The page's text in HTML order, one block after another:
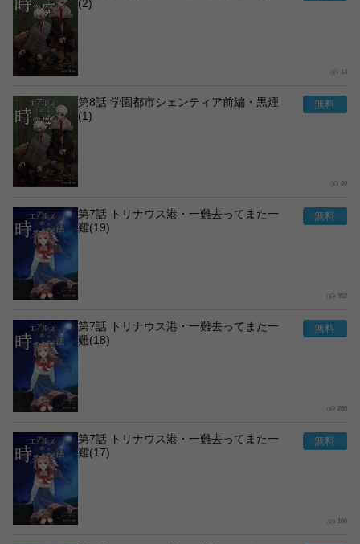
(2)
14
第8話 学園都市シェンティア前編・黒煙
(1)
20
第7話 トリナウス港・一難去ってまた一
難(19)
352
第7話 トリナウス港・一難去ってまた一
難(18)
250
第7話 トリナウス港・一難去ってまた一
難(17)
160